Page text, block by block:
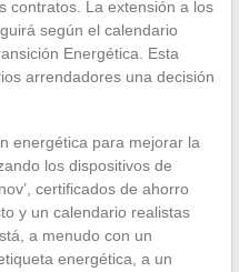
contratos. La extensión a los
según el calendario
Energética. Esta
arrendadores una decisión
energética para mejorar la
los dispositivos de
certificados de ahorro
y un calendario realistas
a menudo con un
energética, a un